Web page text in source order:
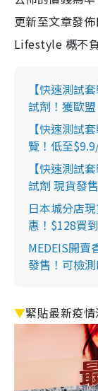
更新至文章發
Lifestyle 概不
【快速測試
試劑！獲歐
【快速測試
覽！低至
【快速測試
試劑 現貨發
日本城分店
惠！$128買
MEDEIS開賣
發售！可檢
▼緊貼最新疫